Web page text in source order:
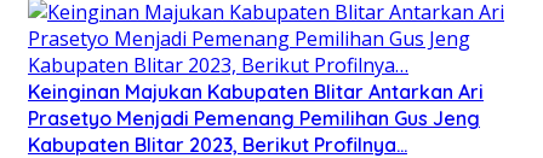
Keinginan Majukan Kabupaten Blitar Antarkan Ari
Prasetyo Menjadi Pemenang Pemilihan Gus Jeng
Kabupaten Blitar 2023, Berikut Profilnya…